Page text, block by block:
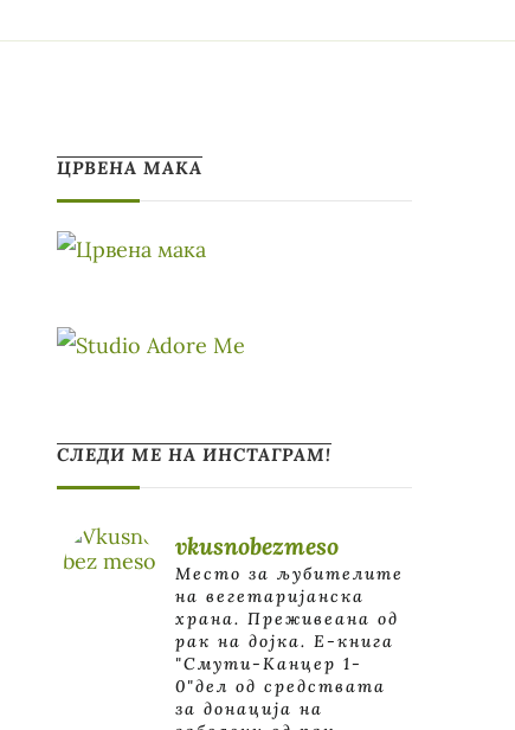
ЦРВЕНА МАКА
СЛЕДИ МЕ НА ИНСТАГРАМ!
vkusnobezmeso
Место за љубителите
на вегетаријанска
храна. Преживеана од
рак на дојка. E-книга
"Смути-Канцер 1-
0"дел од средствата
за донација на